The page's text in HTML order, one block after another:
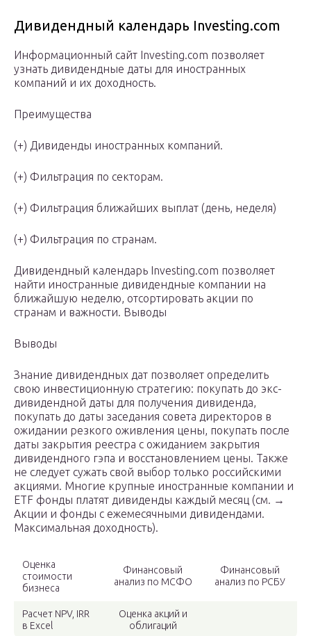
Дивидендный календарь Investing.com
Информационный сайт Investing.com позволяет
узнать дивидендные даты для иностранных
компаний и их доходность.
Преимущества
(+) Дивиденды иностранных компаний.
(+) Фильтрация по секторам.
(+) Фильтрация ближайших выплат (день, неделя)
(+) Фильтрация по странам.
Дивидендный календарь Investing.com позволяет
найти иностранные дивидендные компании на
ближайшую неделю, отсортировать акции по
странам и важности. Выводы
Выводы
Знание дивидендных дат позволяет определить
свою инвестиционную стратегию: покупать до экс-
дивидендной даты для получения дивиденда,
покупать до даты заседания совета директоров в
ожидании резкого оживления цены, покупать после
даты закрытия реестра с ожиданием закрытия
дивидендного гэпа и восстановлением цены. Также
не следует сужать свой выбор только российскими
акциями. Многие крупные иностранные компании и
ETF фонды платят дивиденды каждый месяц (см. →
Акции и фонды с ежемесячными дивидендами.
Максимальная доходность).
Оценка
стоимости
бизнеса
Финансовый
анализ по МСФО
Финансовый
анализ по РСБУ
Расчет NPV, IRR
в Excel
Оценка акций и
облигаций